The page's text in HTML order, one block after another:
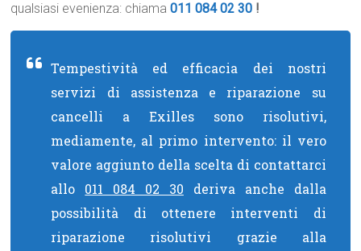
qualsiasi evenienza: chiama011 084 02 30 !
Tempestività ed efficacia dei nostri
servizi di assistenza e riparazione su
cancelli a Exilles sono risolutivi,
mediamente, al primo intervento: il vero
valore aggiunto della scelta di contattarci
allo 011 084 02 30 deriva anche dalla
possibilità di ottenere interventi di
riparazione risolutivi grazie alla